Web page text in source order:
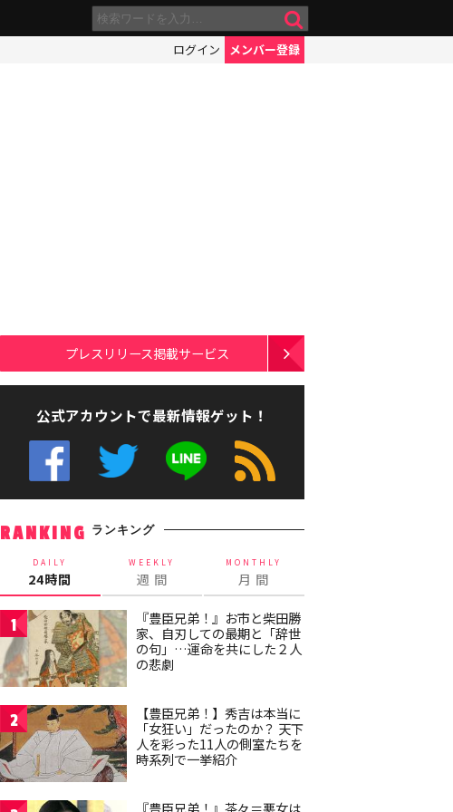
ログイン メンバー登録
プレスリリース掲載サービス
公式アカウントで最新情報ゲット！
RANKING ランキング
DAILY
24時間
WEEKLY
週 間
MONTHLY
月 間
1
『豊臣兄弟！』お市と柴田勝
家、自刃しての最期と「辞世
の句」…運命を共にした２人
の悲劇
2
【豊臣兄弟！】秀吉は本当に
「女狂い」だったのか？ 天下
人を彩った11人の側室たちを
時系列で一挙紹介
『豊臣兄弟！』茶々＝悪女は